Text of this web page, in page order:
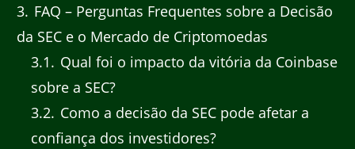
3 FAQ – Perguntas Frequentes sobre a Decisão
da SEC e o Mercado de Criptomoedas
3.1
Qual foi o impacto da vitória da Coinbase
sobre a SEC?
3.2 Como a decisão da SEC pode afetar a
confiança dos investidores?